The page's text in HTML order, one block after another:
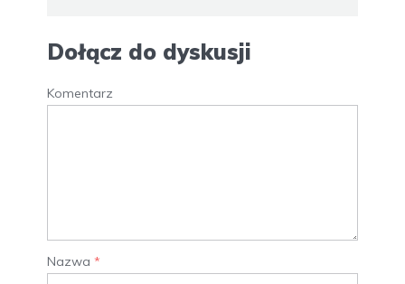
Dołącz do dyskusji
Komentarz
Nazwa *